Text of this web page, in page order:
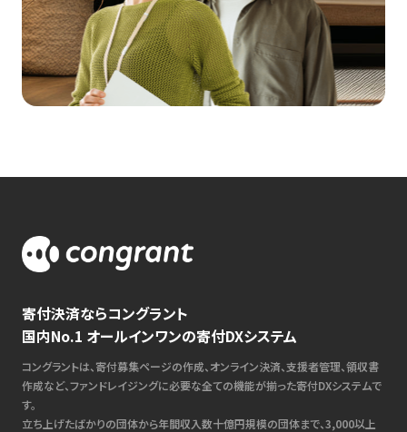
寄付決済ならコングラント
国内No.1 オールインワンの寄付DXシステム
コングラントは、寄付募集ページの作成、オンライン決済、支援者管理、領収書
作成など、ファンドレイジングに必要な全ての機能が揃った寄付DXシステムで
す。
立ち上げたばかりの団体から年間収入数十億円規模の団体まで、3,000以上